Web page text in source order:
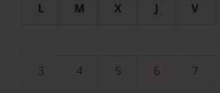
L M X J V
3
4 5 6 7